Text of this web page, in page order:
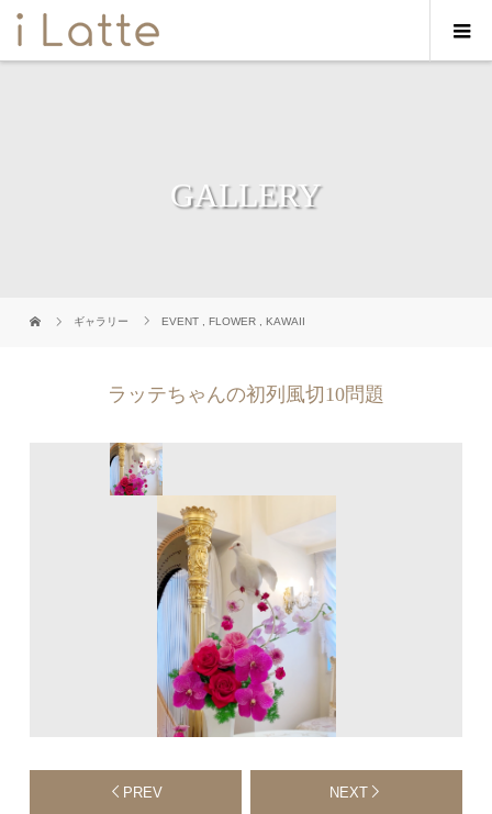
GALLERY
ギャラリー EVENT ,FLOWER ,KAWAII
ラッテちゃんの初列風切10問題
PREV NEXT